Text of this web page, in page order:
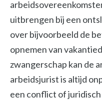
uitbrengen bij een
over bijvoorbeeld de
opnemen van
zwangerschap kan de
arbeidsjurist is altijd
een conflict of